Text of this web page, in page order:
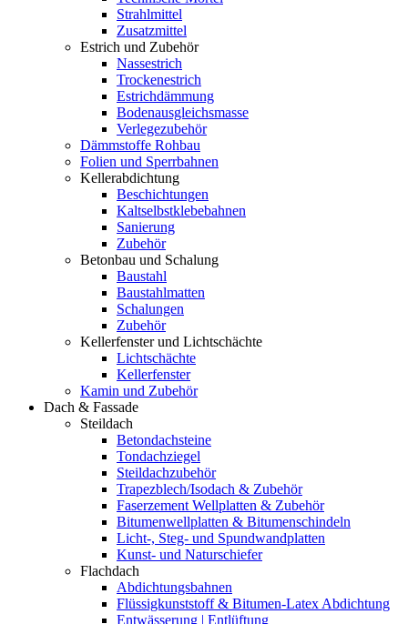
Strahlmittel
Zusatzmittel
Estrich und Zubehör
Nassestrich
Trockenestrich
Estrichdämmung
Bodenausgleichsmasse
Verlegezubehör
Dämmstoffe Rohbau
Folien und Sperrbahnen
Kellerabdichtung
Beschichtungen
Kaltselbstklebebahnen
Sanierung
Zubehör
Betonbau und Schalung
Baustahl
Baustahlmatten
Schalungen
Zubehör
Kellerfenster und Lichtschächte
Lichtschächte
Kellerfenster
Kamin und Zubehör
Dach & Fassade
Steildach
Betondachsteine
Tondachziegel
Steildachzubehör
Trapezblech/Isodach & Zubehör
Faserzement Wellplatten & Zubehör
Bitumenwellplatten & Bitumenschindeln
Licht-, Steg- und Spundwandplatten
Kunst- und Naturschiefer
Flachdach
Abdichtungsbahnen
Flüssigkunststoff & Bitumen-Latex Abdichtung
Entwässerung | Entlüftung